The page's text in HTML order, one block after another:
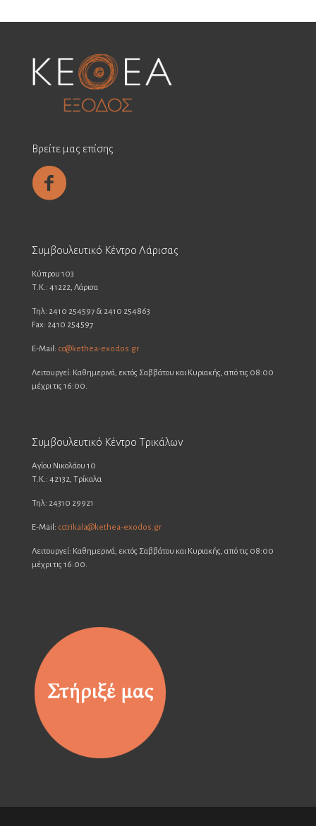
Βρείτε μας επίσης
Συμβουλευτικό Κέντρο Λάρισας
Κύπρου 103
Τ.Κ.: 41222, Λάρισα
Τηλ: 2410 254597 & 2410 254863
Fax: 2410 254597
E-Mail: cc@kethea-exodos.gr
Λειτουργεί: Καθημερινά, εκτός Σαββάτου και Κυριακής, από τις 08:00
μέχρι τις 16:00.
Συμβουλευτικό Κέντρο Τρικάλων
Αγίου Νικολάου 10
Τ.Κ.: 42132, Τρίκαλα
Τηλ: 24310 29921
E-Mail: cctrikala@kethea-exodos.gr
Λειτουργεί: Καθημερινά, εκτός Σαββάτου και Κυριακής, από τις 08:00
μέχρι τις 16:00.